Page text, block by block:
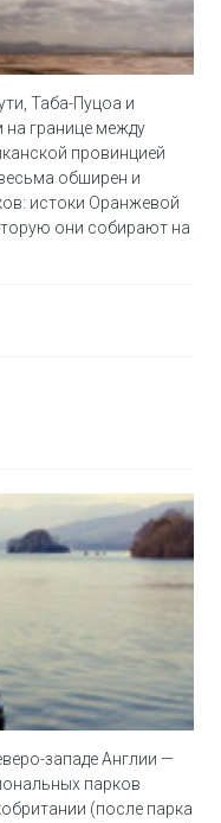
Таба-Пуцоа и
на границе между
провинцией
обширен и
истоки Оранжевой
они собирают на
западе Англии —
парков
(после парка